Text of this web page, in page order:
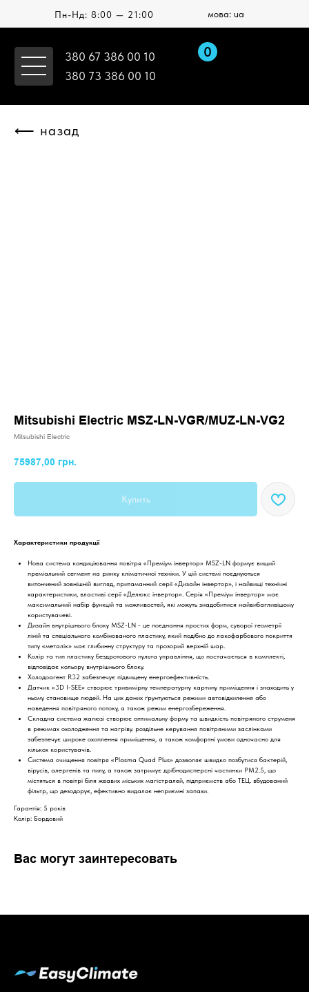
Пн-Нд: 8:00 — 21:00 мова: ua
380 73 386 00 10
Mitsubishi Electric MSZ-LN-VGR/MUZ-LN-VG2
Mitsubishi Electric
75987,00 грн.
Купить
Характеристики продукції
Нова система кондиціювання повітря «Преміум інвертор» MSZ-LN формує вищий
преміальний сегмент на ринку кліматичної техніки. У цій системі поєднуються
витончений зовнішній вигляд, притаманний серії «Дизайн інвертор», і найвищі технічні
характеристики, властиві серії «Делюкс інвертор». Серія «Преміум інвертор» має
максимальний набір функцій та можливостей, які можуть знадобитися найвибагливішому
користувачеві.
Дизайн внутрішнього блоку MSZ-LN - це поєднання простих форм, суворої геометрії
ліній та спеціального комбінованого пластику, який подібно до лакофарбового покриття
типу «металік» має глибинну структуру та прозорий верхній шар.
Колір та тип пластику бездротового пульта управління, що постачається в комплекті,
відповідає кольору внутрішнього блоку.
Холодоагент R32 забезпечує підвищену енергоефективність.
Датчик «3D I-SEE» створює тривимірну температурну картину приміщення і знаходить у
ньому становище людей. На цих даних ґрунтуються режими автовідхилення або
наведення повітряного потоку, а також режим енергозбереження.
Складна система жалюзі створює оптимальну форму та швидкість повітряного струменя
в режимах охолодження та нагріву. роздільне керування повітряними заслінками
забезпечує широке охоплення приміщення, а також комфортні умови одночасно для
кількох користувачів.
Система очищення повітря «Plasma Quad Plus» дозволяє швидко позбутися бактерій,
вірусів, алергенів та пилу, а також затримує дрібнодисперсні частинки PM2.5, що
містяться в повітрі біля жвавих міських магістралей, підприємств або ТЕЦ. вбудований
фільтр, що дезодорує, ефективно видаляє неприємні запахи.
Гарантія: 5 років
Колір: Бордовий
Вас могут заинтересовать